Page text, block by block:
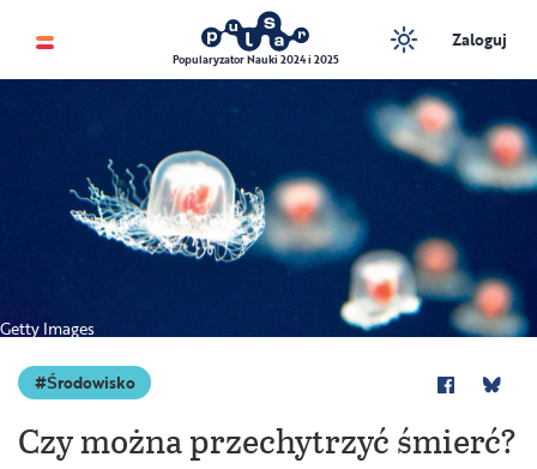
Popularyzator Nauki 2024 i 2025
Zaloguj
Getty Images
Środowisko
Czy można przechytrzyć śmierć?